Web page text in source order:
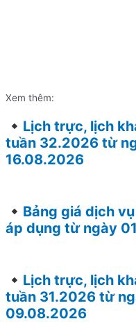
Xem thêm:
Lịch trực, lịch
tuần 32.2026 từ
16.08.2026
Bảng giá dịch
áp dụng từ ngày
Lịch trực, lịch
tuần 31.2026 từ
09.08.2026